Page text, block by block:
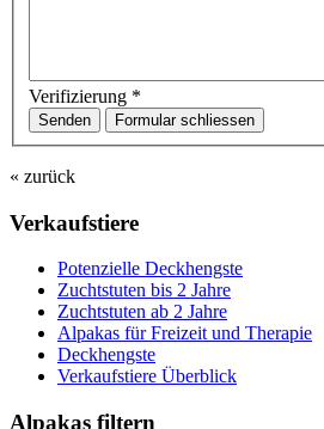
Verifizierung *
Senden Formular schliessen
« zurück
Verkaufstiere
Po­ten­zi­elle Deckhengste
Zuchtstuten bis 2 Jahre
Zuchtstuten ab 2 Jahre
Alpakas für Freizeit und Therapie
Deckhengste
Verkaufstiere Überblick
Alpakas filtern